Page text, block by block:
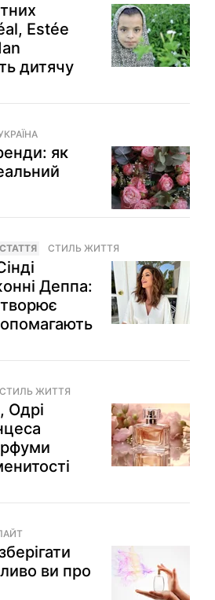
Estée
дитячу
як
СТАТТЯ СТИЛЬ ЖИТТЯ
Деппа:
СТИЛЬ ЖИТТЯ
Одрі
ви про